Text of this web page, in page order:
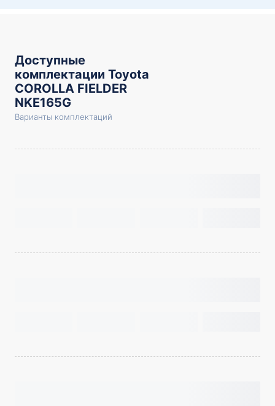
Доступные
комплектации Toyota
COROLLA FIELDER
NKE165G
Варианты комплектаций